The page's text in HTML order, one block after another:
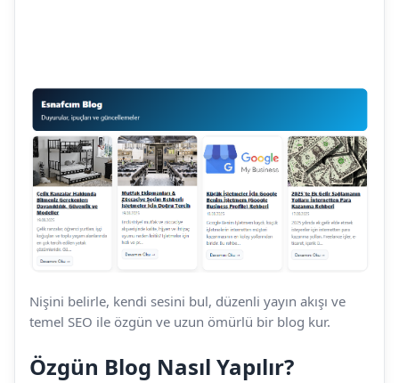
Nişini belirle, kendi sesini bul, düzenli yayın akışı ve
temel SEO ile özgün ve uzun ömürlü bir blog kur.
Özgün Blog Nasıl Yapılır?